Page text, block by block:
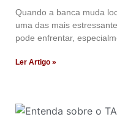
Quando a banca muda
uma das mais
pode enfrentar,
Ler Artigo »